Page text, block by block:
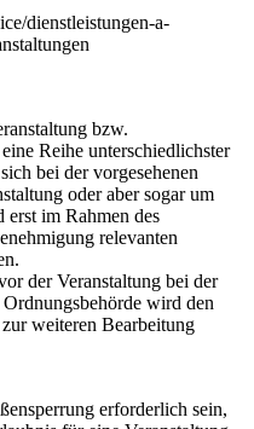
dienstleistungen-a-
bzw.
Reihe unterschiedlichster
bei der vorgesehenen
oder aber sogar um
im Rahmen des
relevanten
der Veranstaltung bei der
wird den
weiteren Bearbeitung
erforderlich sein,